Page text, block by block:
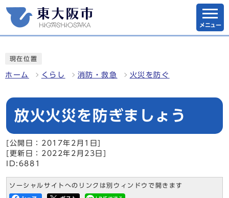
メニュー
現在位置
ホーム くらし 消防・救急 火災を防ぐ
放火火災を防ぎましょう
[公開日：2017年2月1日]
[更新日：2022年2月23日]
ID:6881
ソーシャルサイトへのリンクは別ウィンドウで開きます